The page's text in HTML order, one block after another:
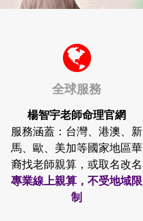
全球服務
楊智宇老師命理官網
服務涵蓋：台灣、港澳、新
馬、歐、美加等國家地區華
裔找老師親算，或取名改名
專業線上親算，不受地域限
制